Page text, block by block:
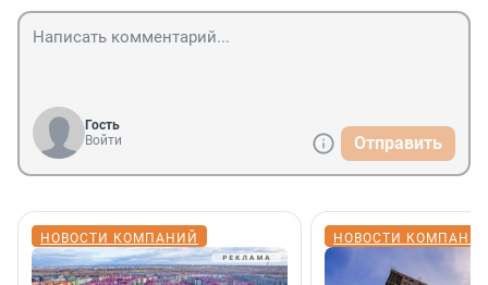
Гость
Войти
Отправить
НОВОСТИ КОМПАНИЙ НОВОСТИ